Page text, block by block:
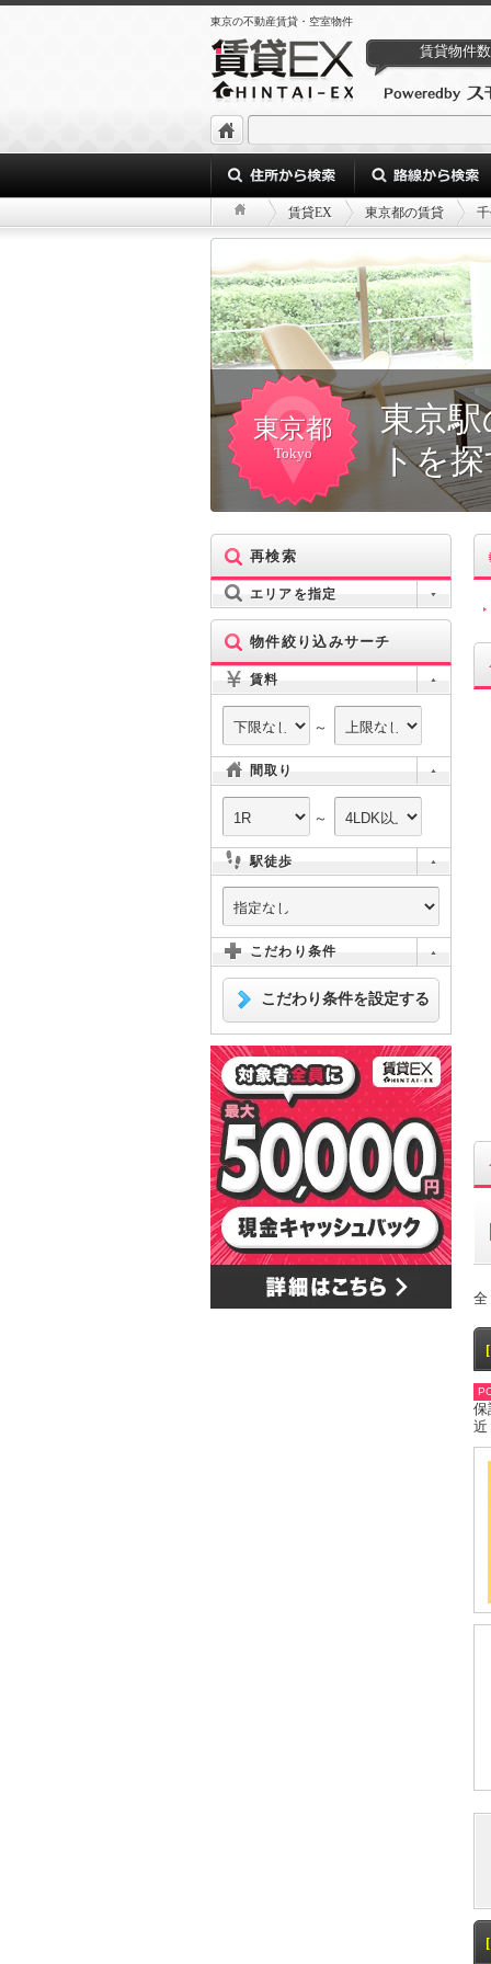
東京の不動産賃貸・空室物件
賃貸物件数
賃貸EX 東京都の賃貸
東京都
Tokyo
東京
トを
再検索
エリアを指定
物件絞り込みサーチ
賃料
～
間取り
～
駅徒歩
こだわり条件
こだわり条件を設定する
全